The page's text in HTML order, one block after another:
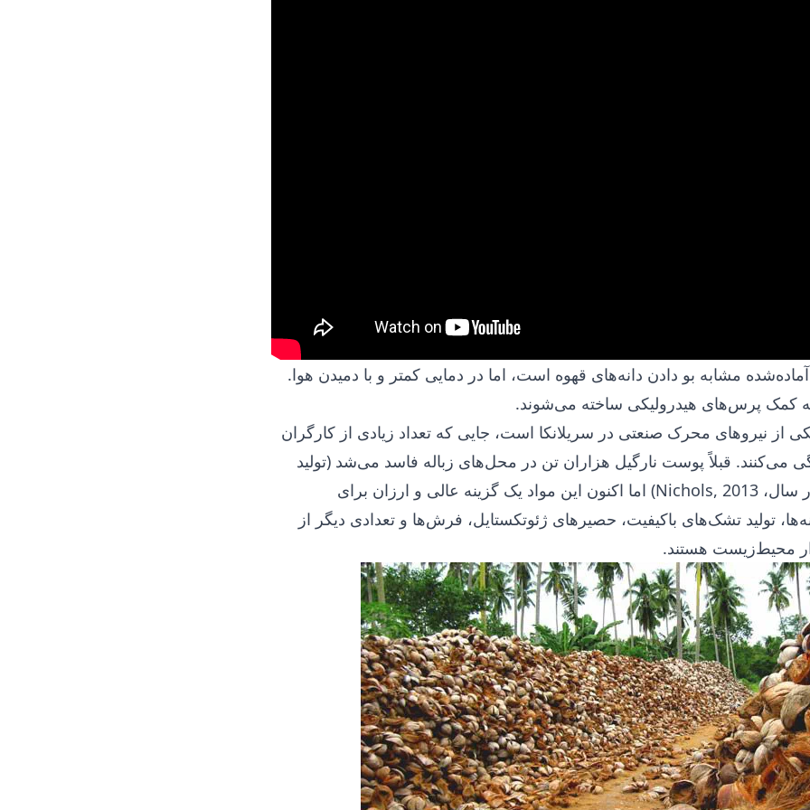
مشابه بو دادن دانه‌های قهوه است، اما در دمایی کمتر و با دمیدن هوا.
کمک پرس‌های هیدرولیکی ساخته می‌شوند.
از نیروهای محرک صنعتی در سریلانکا است، جایی که تعداد زیادی از کارگران
می‌کنند. قبلاً پوست نارگیل هزاران تن در محل‌های زباله فاسد می‌شد (تولید
۱۲,۰۰۰,۰۰۰ تن در سال، Nichols, 2013) اما اکنون این مواد یک گزینه عالی و ارزان برای
تولید تشک‌های باکیفیت، حصیرهای ژئوتکستایل، فرش‌ها و تعدادی دیگر از
محیط‌زیست هستند.